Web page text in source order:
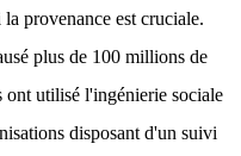
provenance est cruciale.
plus de 100 millions de
ont utilisé l'ingénierie sociale
disposant d'un suivi